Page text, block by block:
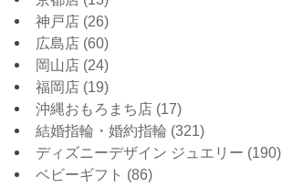
神戸店 (26)
広島店 (60)
岡山店 (24)
福岡店 (19)
沖縄おもろまち店 (17)
結婚指輪・婚約指輪 (321)
ディズニーデザイン ジュエリー (190)
ベビーギフト (86)